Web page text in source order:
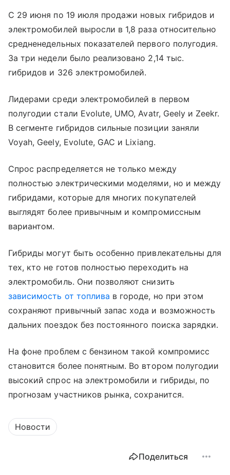
С 29 июня по 19 июля продажи новых гибридов и
электромобилей выросли в 1,8 раза относительно
средненедельных показателей первого полугодия.
За три недели было реализовано 2,14 тыс.
гибридов и 326 электромобилей.
Лидерами среди электромобилей в первом
полугодии стали Evolute, UMO, Avatr, Geely и Zeekr.
В сегменте гибридов сильные позиции заняли
Voyah, Geely, Evolute, GAC и Lixiang.
Спрос распределяется не только между
полностью электрическими моделями, но и между
гибридами, которые для многих покупателей
выглядят более привычным и компромиссным
вариантом.
Гибриды могут быть особенно привлекательны для
тех, кто не готов полностью переходить на
электромобиль. Они позволяют снизить
зависимость от топлива в городе, но при этом
сохраняют привычный запас хода и возможность
дальних поездок без постоянного поиска зарядки.
На фоне проблем с бензином такой компромисс
становится более понятным. Во втором полугодии
высокий спрос на электромобили и гибриды, по
прогнозам участников рынка, сохранится.
Новости
Поделиться